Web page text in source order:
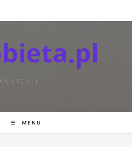
ŻYC FIT
MENU